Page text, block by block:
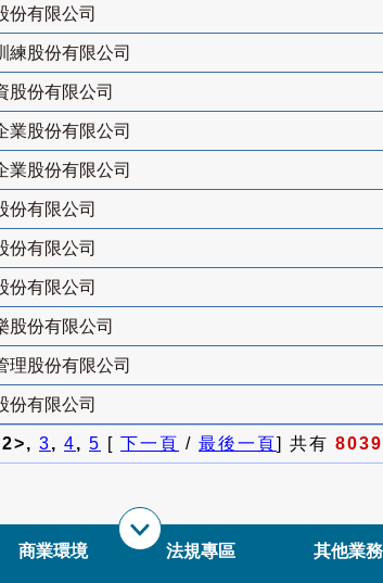
份有限公司
練股份有限公司
股份有限公司
業股份有限公司
業股份有限公司
份有限公司
份有限公司
份有限公司
股份有限公司
理股份有限公司
份有限公司
3, 4, 5 [ 下一頁 / 最後一頁] 共有 8039
商業環境 法規專區 其他業務